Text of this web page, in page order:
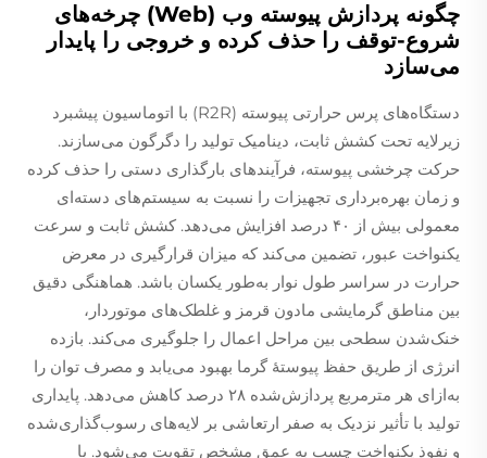
چگونه پردازش پیوسته وب (Web) چرخه‌های
شروع-توقف را حذف کرده و خروجی را پایدار
می‌سازد
دستگاه‌های پرس حرارتی پیوسته (R2R) با اتوماسیون پیشبرد
زیرلایه تحت کشش ثابت، دینامیک تولید را دگرگون می‌سازند.
حرکت چرخشی پیوسته، فرآیندهای بارگذاری دستی را حذف کرده
و زمان بهره‌برداری تجهیزات را نسبت به سیستم‌های دسته‌ای
معمولی بیش از ۴۰ درصد افزایش می‌دهد. کشش ثابت و سرعت
یکنواخت عبور، تضمین می‌کند که میزان قرارگیری در معرض
حرارت در سراسر طول نوار به‌طور یکسان باشد. هماهنگی دقیق
بین مناطق گرمایشی مادون قرمز و غلطک‌های موتوردار،
خنک‌شدن سطحی بین مراحل اعمال را جلوگیری می‌کند. بازده
انرژی از طریق حفظ پیوستهٔ گرما بهبود می‌یابد و مصرف توان را
به‌ازای هر مترمربع پردازش‌شده ۲۸ درصد کاهش می‌دهد. پایداری
تولید با تأثیر نزدیک به صفر ارتعاشی بر لایه‌های رسوب‌گذاری‌شده
و نفوذ یکنواخت چسب به عمق مشخص تقویت می‌شود. با